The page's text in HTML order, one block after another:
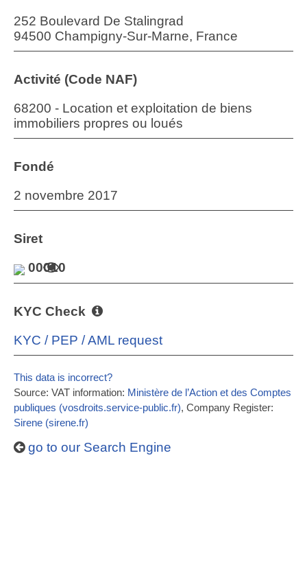
252 Boulevard De Stalingrad
94500 Champigny-Sur-Marne, France
Activité (Code NAF)
68200 - Location et exploitation de biens
immobiliers propres ou loués
Fondé
2 novembre 2017
Siret
00010
KYC Check
KYC / PEP / AML request
This data is incorrect?
Source: VAT information: Ministère de l’Action et des Comptes
publiques (vosdroits.service-public.fr), Company Register:
Sirene (sirene.fr)
go to our Search Engine